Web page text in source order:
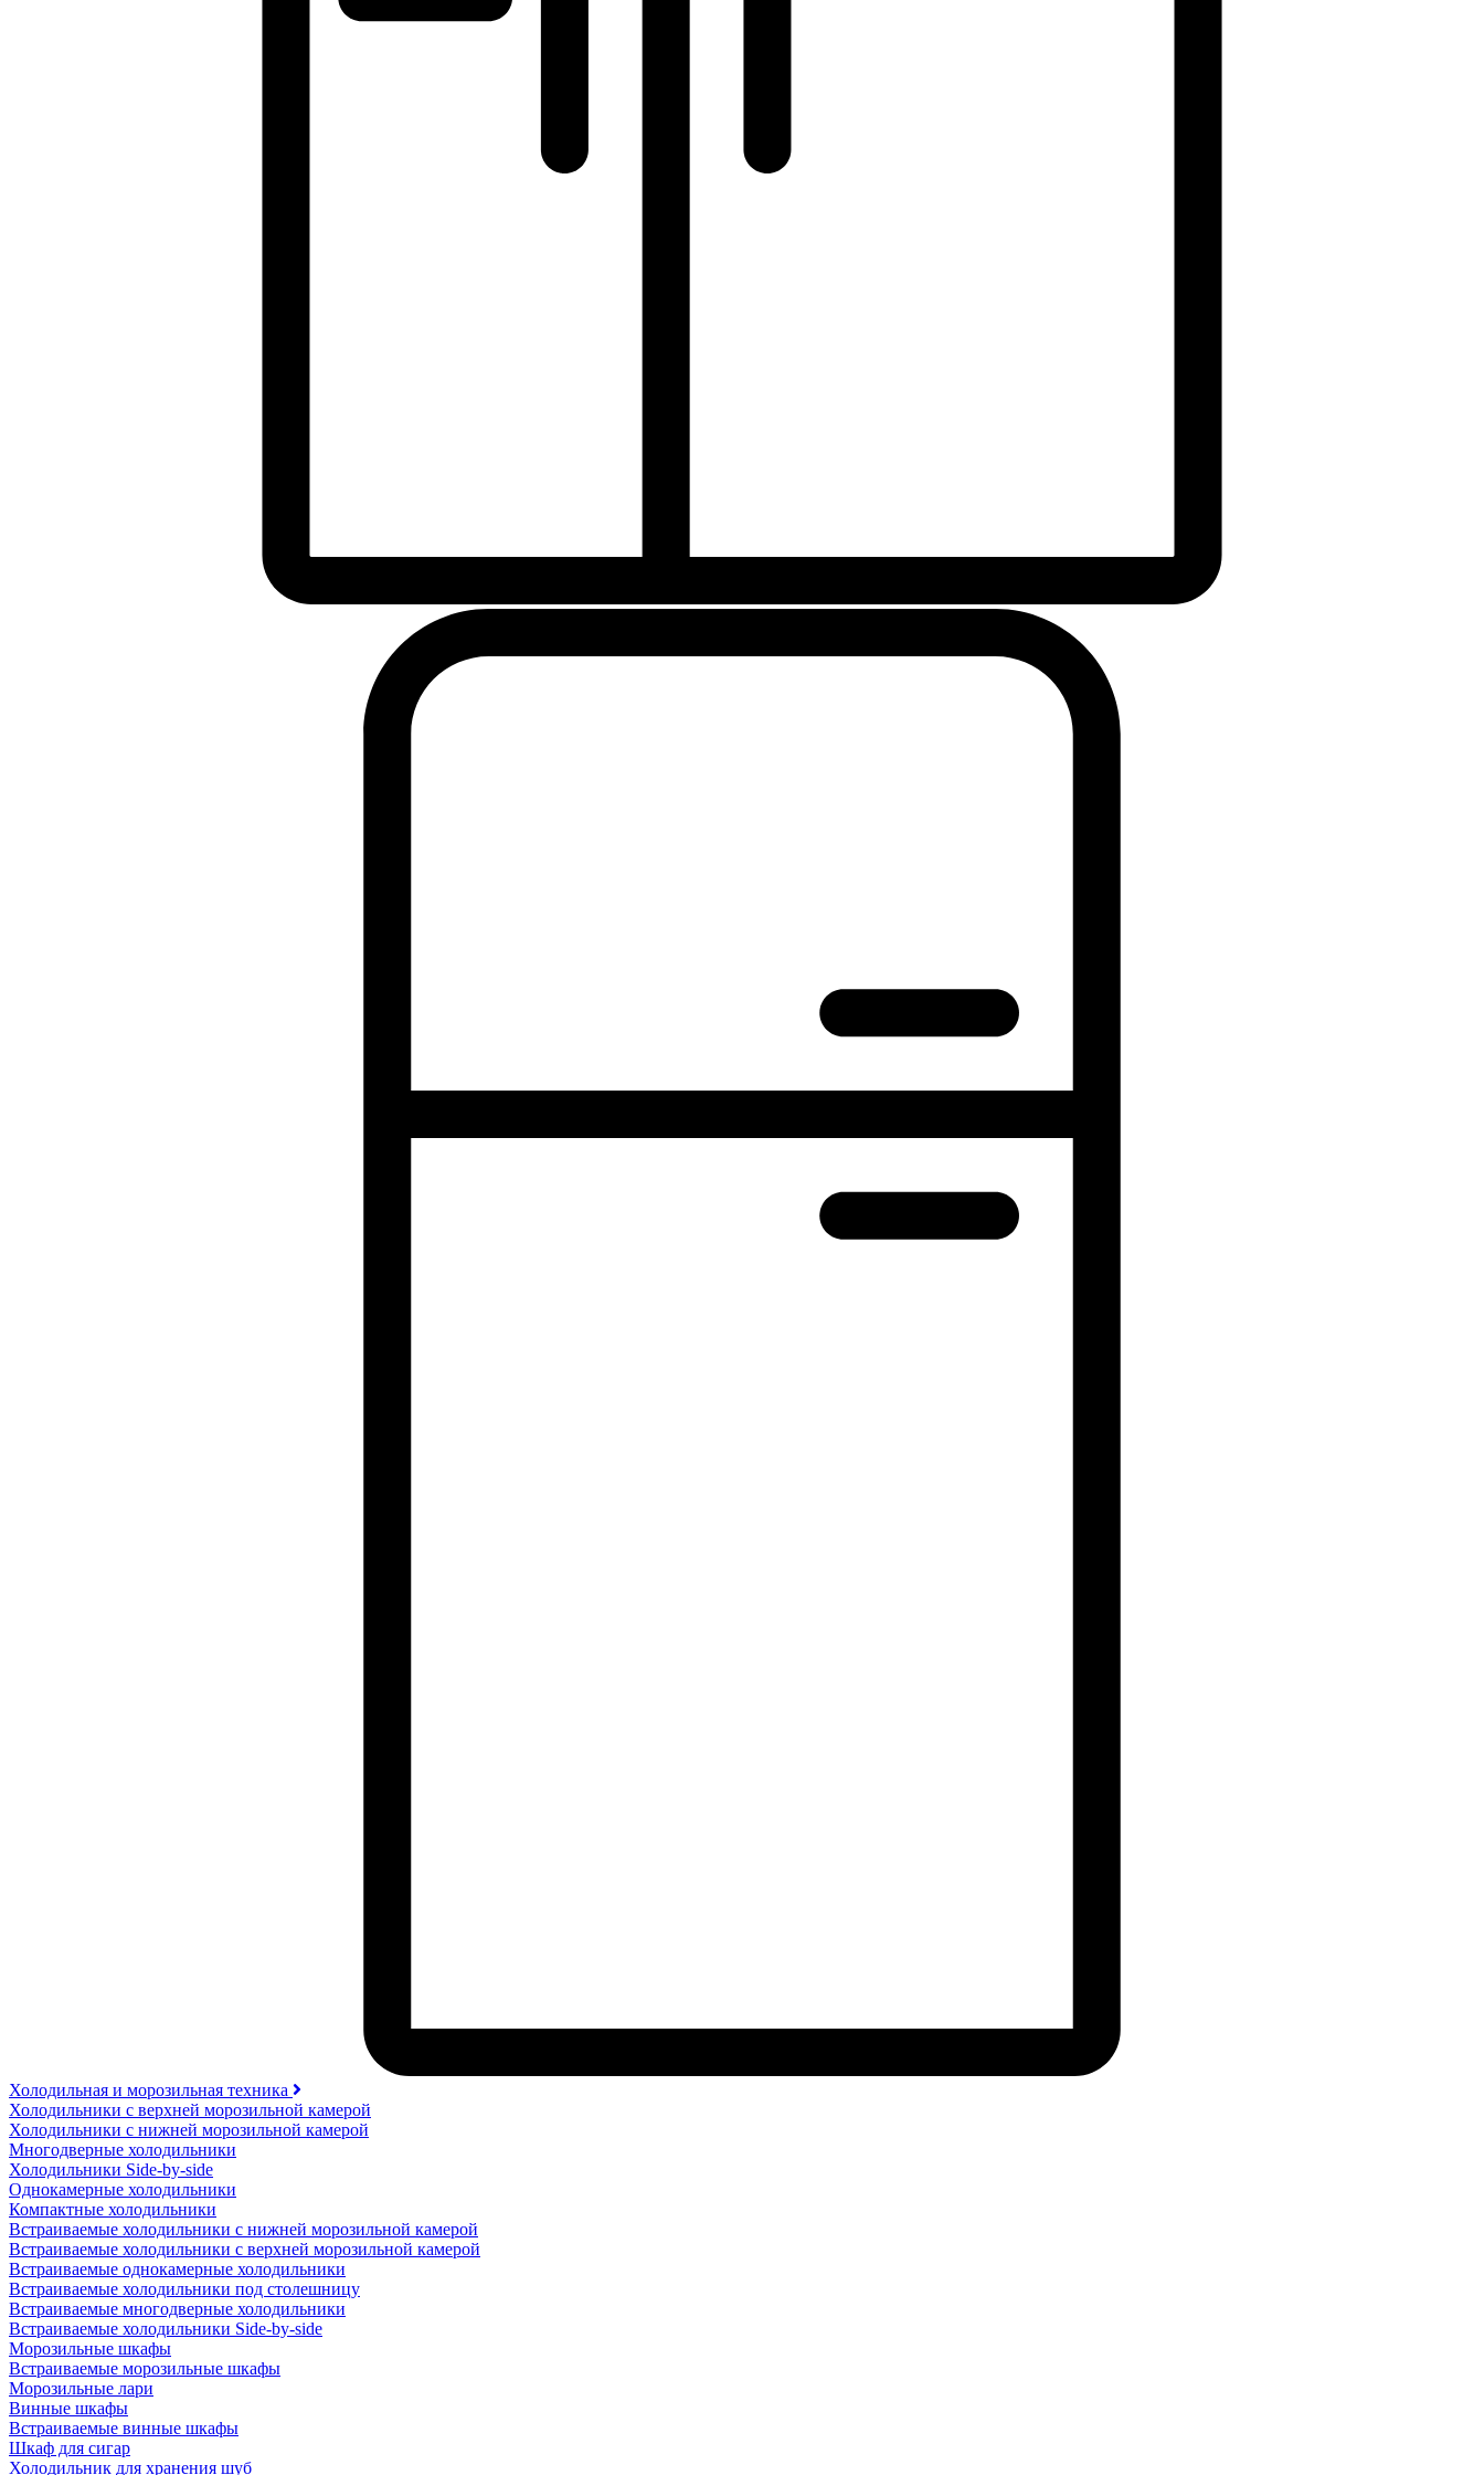
Холодильная и морозильная техника
Холодильники с верхней морозильной камерой
Холодильники с нижней морозильной камерой
Многодверные холодильники
Холодильники Side-by-side
Однокамерные холодильники
Компактные холодильники
Встраиваемые холодильники с нижней морозильной камерой
Встраиваемые холодильники с верхней морозильной камерой
Встраиваемые однокамерные холодильники
Встраиваемые холодильники под столешницу
Встраиваемые многодверные холодильники
Встраиваемые холодильники Side-by-side
Морозильные шкафы
Встраиваемые морозильные шкафы
Морозильные лари
Винные шкафы
Встраиваемые винные шкафы
Шкаф для сигар
Холодильник для хранения шуб